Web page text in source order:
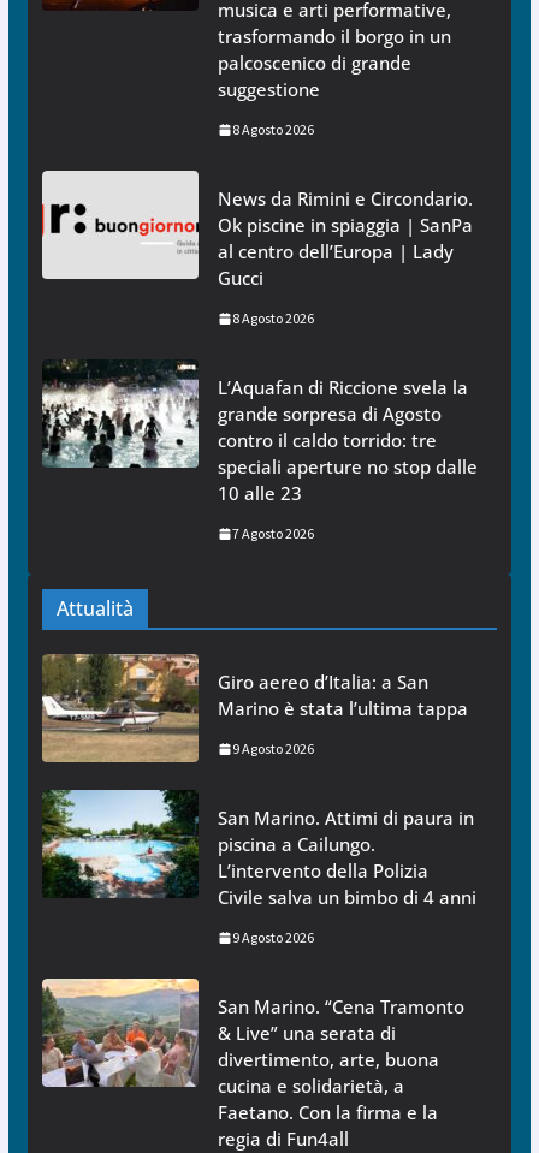
musica e arti performative,
trasformando il borgo in un
palcoscenico di grande
suggestione
8 Agosto 2026
News da Rimini e Circondario.
Ok piscine in spiaggia | SanPa
al centro dell’Europa | Lady
Gucci
8 Agosto 2026
L’Aquafan di Riccione svela la
grande sorpresa di Agosto
contro il caldo torrido: tre
speciali aperture no stop dalle
10 alle 23
7 Agosto 2026
Attualità
Giro aereo d’Italia: a San
Marino è stata l’ultima tappa
9 Agosto 2026
San Marino. Attimi di paura in
piscina a Cailungo.
L’intervento della Polizia
Civile salva un bimbo di 4 anni
9 Agosto 2026
San Marino. “Cena Tramonto
& Live” una serata di
divertimento, arte, buona
cucina e solidarietà, a
Faetano. Con la firma e la
regia di Fun4all